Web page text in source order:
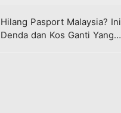
Hilang Pasport Malaysia? Ini
Denda dan Kos Ganti Yang